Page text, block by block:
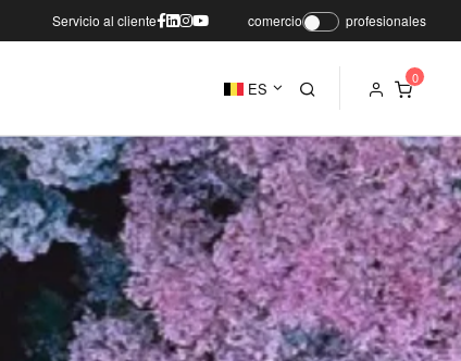
Servicio al cliente comercio profesionales
ES